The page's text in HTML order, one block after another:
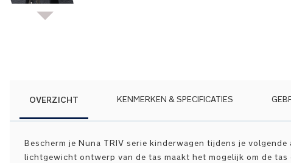
afbeeldingen-
OVERZICHT
Bescherm je Nuna TRIV serie kinderwagen tijdens je
lichtgewicht ontwerp van de tas maakt het mogelijk om de
KENMERKEN & SPECIFICATIES